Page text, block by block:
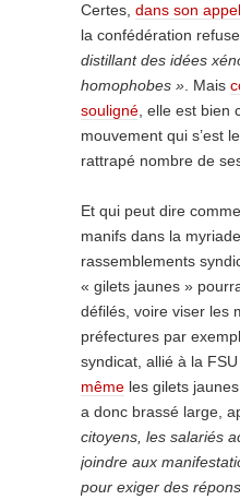
Certes, dans son appel
la confédération
distillant des idées
homophobes » . Mais
souligné , elle est bien
mouvement qui s’est
rattrapé nombre de
Et qui peut dire
manifs dans la
rassemblements
« gilets jaunes »
défilés, voire viser les
préfectures par
syndicat, allié à la
même les gilets
a donc brassé large,
citoyens, les salariés
joindre aux
pour exiger des